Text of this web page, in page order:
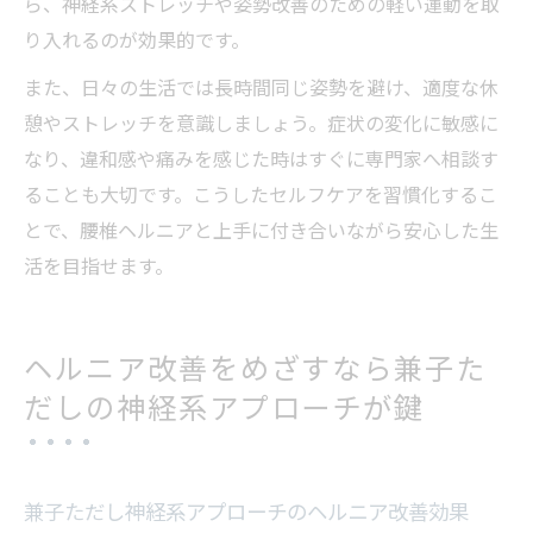
り入れるのが効果的です。
また、日々の生活では長時間同じ姿勢を避け、適度な休
憩やストレッチを意識しましょう。症状の変化に敏感に
なり、違和感や痛みを感じた時はすぐに専門家へ相談す
ることも大切です。こうしたセルフケアを習慣化するこ
とで、腰椎ヘルニアと上手に付き合いながら安心した生
活を目指せます。
ヘルニア改善をめざすなら兼子た
だしの神経系アプローチが鍵
兼子ただし神経系アプローチのヘルニア改善効果